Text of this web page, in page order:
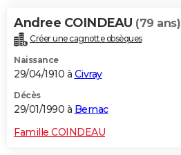
Andree COINDEAU (79 ans)
Créer une cagnotte obsèques
Naissance
29/04/1910 à Civray
Décès
29/01/1990 à Bernac
Famille COINDEAU